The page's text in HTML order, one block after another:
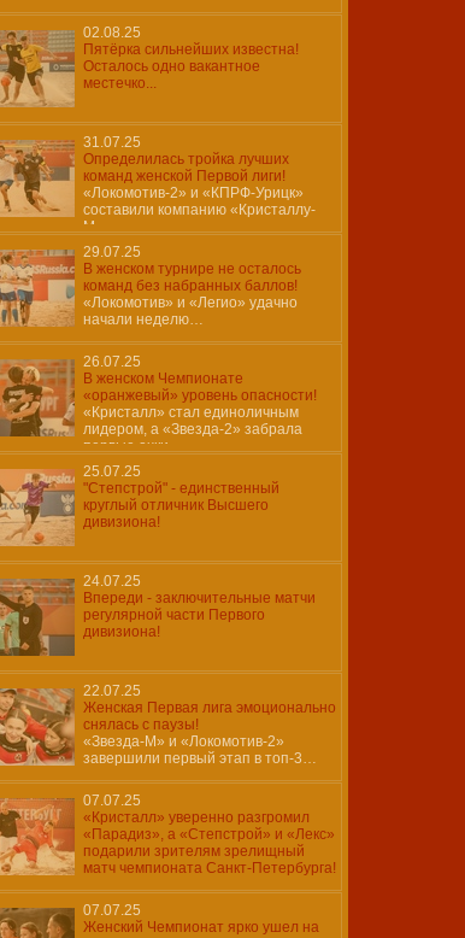
02.08.25
Пятёрка сильнейших известна!
Осталось одно вакантное
местечко...
31.07.25
Определилась тройка лучших
команд женской Первой лиги!
«Локомотив-2» и «КПРФ-Урицк»
составили компанию «Кристаллу-
М»…
29.07.25
В женском турнире не осталось
команд без набранных баллов!
«Локомотив» и «Легио» удачно
начали неделю…
26.07.25
В женском Чемпионате
«оранжевый» уровень опасности!
«Кристалл» стал единоличным
лидером, а «Звезда-2» забрала
первые очки
25.07.25
"Степстрой" - единственный
круглый отличник Высшего
дивизиона!
24.07.25
Впереди - заключительные матчи
регулярной части Первого
дивизиона!
22.07.25
Женская Первая лига эмоционально
снялась с паузы!
«Звезда-М» и «Локомотив-2»
завершили первый этап в топ-3…
07.07.25
«Кристалл» уверенно разгромил
«Парадиз», а «Степстрой» и «Лекс»
подарили зрителям зрелищный
матч чемпионата Санкт-Петербурга!
07.07.25
Женский Чемпионат ярко ушел на